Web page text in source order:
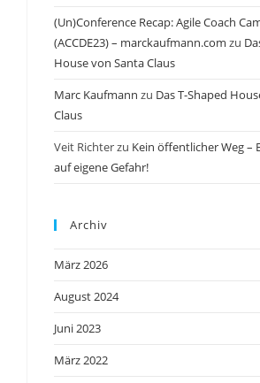
(Un)Conference Recap: Agile Coach
(ACCDE23) – marckaufmann.com zu
House von Santa Claus
Marc Kaufmann zu Das T-Shaped
Claus
Veit Richterzu Kein öffentlicher Weg –
auf eigene Gefahr!
Archiv
März 2026
August 2024
Juni 2023
März 2022